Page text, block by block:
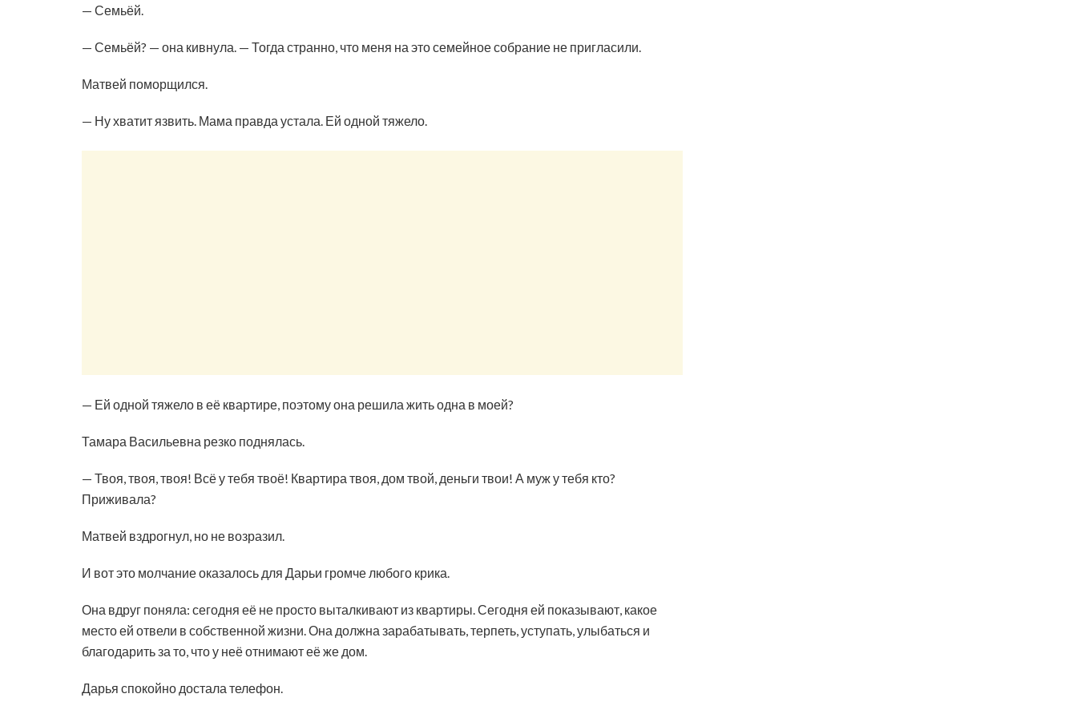
— Семьёй.
— Семьёй? — она кивнула. — Тогда странно, что меня на это семейное собрание не пригласили.
Матвей поморщился.
— Ну хватит язвить. Мама правда устала. Ей одной тяжело.
— Ей одной тяжело в её квартире, поэтому она решила жить одна в моей?
Тамара Васильевна резко поднялась.
— Твоя, твоя, твоя! Всё у тебя твоё! Квартира твоя, дом твой, деньги твои! А муж у тебя кто?
Приживала?
Матвей вздрогнул, но не возразил.
И вот это молчание оказалось для Дарьи громче любого крика.
Она вдруг поняла: сегодня её не просто выталкивают из квартиры. Сегодня ей показывают, какое
место ей отвели в собственной жизни. Она должна зарабатывать, терпеть, уступать, улыбаться и
благодарить за то, что у неё отнимают её же дом.
Дарья спокойно достала телефон.